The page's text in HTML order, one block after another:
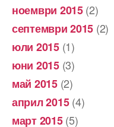
ноември 2015(2)
септември 2015 (2)
юли 2015(1)
юни 2015(3)
май 2015(2)
април 2015(4)
март 2015(5)